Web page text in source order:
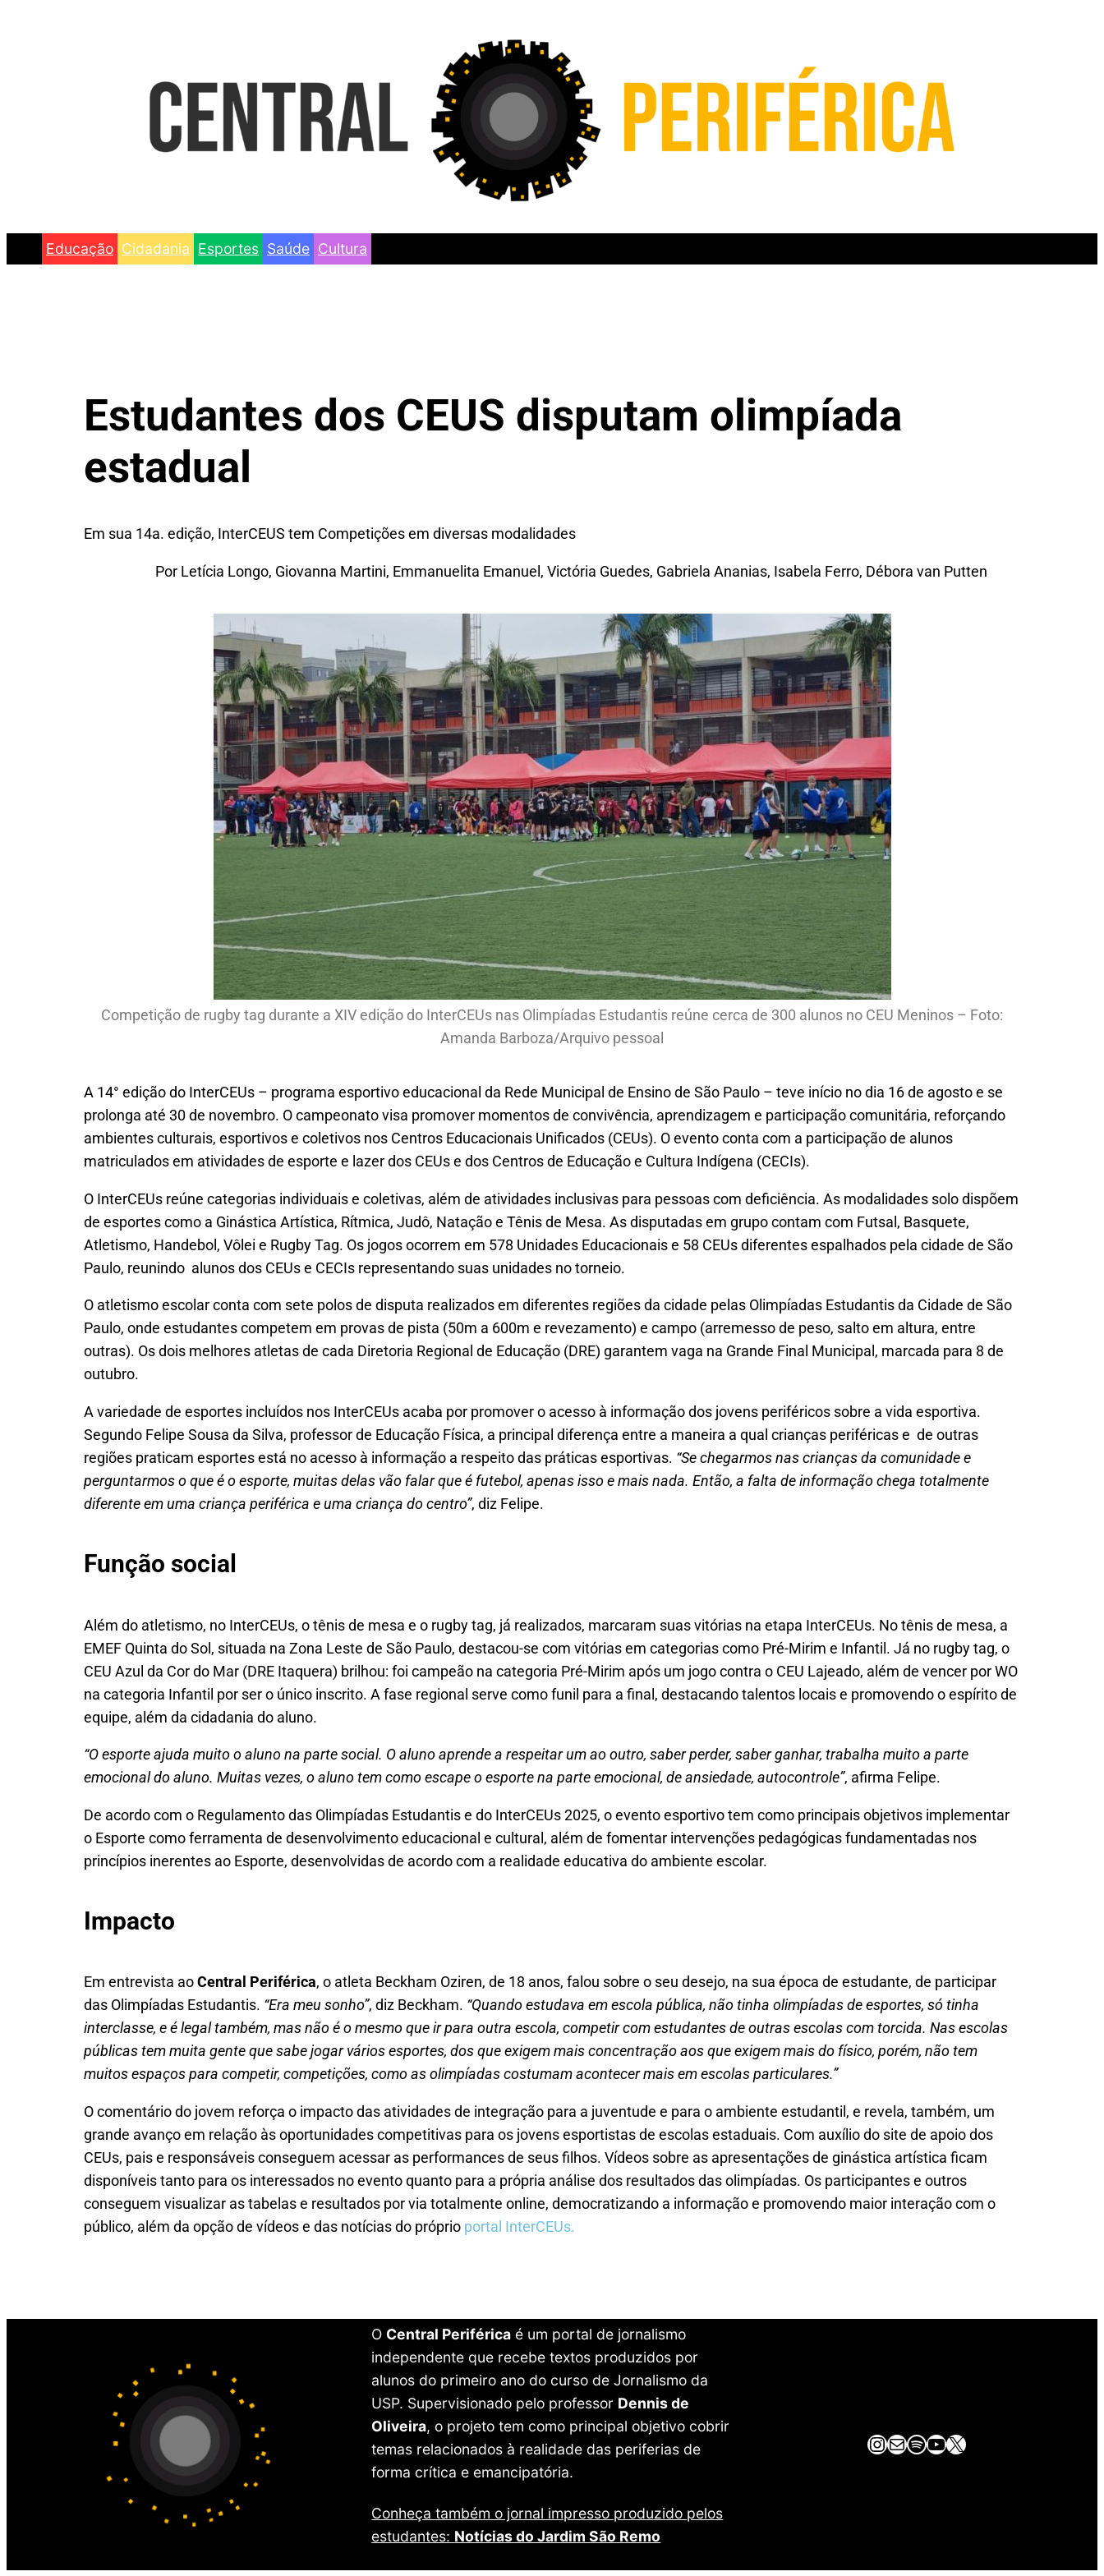
Educação Cidadania Esportes Saúde Cultura
Estudantes dos CEUS disputam olimpíada
estadual
Em sua 14a. edição, InterCEUS tem Competições em diversas modalidades
Por Letícia Longo, Giovanna Martini, Emmanuelita Emanuel, Victória Guedes, Gabriela Ananias, Isabela Ferro, Débora van Putten
Competição de rugby tag durante a XIV edição do InterCEUs nas Olimpíadas Estudantis reúne cerca de 300 alunos no CEU Meninos – Foto:
Amanda Barboza/Arquivo pessoal
A 14° edição do InterCEUs – programa esportivo educacional da Rede Municipal de Ensino de São Paulo – teve início no dia 16 de agosto e se
prolonga até 30 de novembro. O campeonato visa promover momentos de convivência, aprendizagem e participação comunitária, reforçando
ambientes culturais, esportivos e coletivos nos Centros Educacionais Unificados (CEUs). O evento conta com a participação de alunos
matriculados em atividades de esporte e lazer dos CEUs e dos Centros de Educação e Cultura Indígena (CECIs).
O InterCEUs reúne categorias individuais e coletivas, além de atividades inclusivas para pessoas com deficiência. As modalidades solo dispõem
de esportes como a Ginástica Artística, Rítmica, Judô, Natação e Tênis de Mesa. As disputadas em grupo contam com Futsal, Basquete,
Atletismo, Handebol, Vôlei e Rugby Tag. Os jogos ocorrem em 578 Unidades Educacionais e 58 CEUs diferentes espalhados pela cidade de São
Paulo, reunindo alunos dos CEUs e CECIs representando suas unidades no torneio.
O atletismo escolar conta com sete polos de disputa realizados em diferentes regiões da cidade pelas Olimpíadas Estudantis da Cidade de São
Paulo, onde estudantes competem em provas de pista (50m a 600m e revezamento) e campo (arremesso de peso, salto em altura, entre
outras). Os dois melhores atletas de cada Diretoria Regional de Educação (DRE) garantem vaga na Grande Final Municipal, marcada para 8 de
outubro.
A variedade de esportes incluídos nos InterCEUs acaba por promover o acesso à informação dos jovens periféricos sobre a vida esportiva.
Segundo Felipe Sousa da Silva, professor de Educação Física, a principal diferença entre a maneira a qual crianças periféricas e de outras
regiões praticam esportes está no acesso à informação a respeito das práticas esportivas. “Se chegarmos nas crianças da comunidade e
perguntarmos o que é o esporte, muitas delas vão falar que é futebol, apenas isso e mais nada. Então, a falta de informação chega totalmente
diferente em uma criança periférica e uma criança do centro”, diz Felipe.
Função social
Além do atletismo, no InterCEUs, o tênis de mesa e o rugby tag, já realizados, marcaram suas vitórias na etapa InterCEUs. No tênis de mesa, a
EMEF Quinta do Sol, situada na Zona Leste de São Paulo, destacou-se com vitórias em categorias como Pré-Mirim e Infantil. Já no rugby tag, o
CEU Azul da Cor do Mar (DRE Itaquera) brilhou: foi campeão na categoria Pré-Mirim após um jogo contra o CEU Lajeado, além de vencer por WO
na categoria Infantil por ser o único inscrito. A fase regional serve como funil para a final, destacando talentos locais e promovendo o espírito de
equipe, além da cidadania do aluno.
“O esporte ajuda muito o aluno na parte social. O aluno aprende a respeitar um ao outro, saber perder, saber ganhar, trabalha muito a parte
emocional do aluno. Muitas vezes, o aluno tem como escape o esporte na parte emocional, de ansiedade, autocontrole”, afirma Felipe.
De acordo com o Regulamento das Olimpíadas Estudantis e do InterCEUs 2025, o evento esportivo tem como principais objetivos implementar
o Esporte como ferramenta de desenvolvimento educacional e cultural, além de fomentar intervenções pedagógicas fundamentadas nos
princípios inerentes ao Esporte, desenvolvidas de acordo com a realidade educativa do ambiente escolar.
Impacto
Em entrevista ao Central Periférica, o atleta Beckham Oziren, de 18 anos, falou sobre o seu desejo, na sua época de estudante, de participar
das Olimpíadas Estudantis. “Era meu sonho”, diz Beckham. “Quando estudava em escola pública, não tinha olimpíadas de esportes, só tinha
interclasse, e é legal também, mas não é o mesmo que ir para outra escola, competir com estudantes de outras escolas com torcida. Nas escolas
públicas tem muita gente que sabe jogar vários esportes, dos que exigem mais concentração aos que exigem mais do físico, porém, não tem
muitos espaços para competir, competições, como as olimpíadas costumam acontecer mais em escolas particulares.”
O comentário do jovem reforça o impacto das atividades de integração para a juventude e para o ambiente estudantil, e revela, também, um
grande avanço em relação às oportunidades competitivas para os jovens esportistas de escolas estaduais. Com auxílio do site de apoio dos
CEUs, pais e responsáveis conseguem acessar as performances de seus filhos. Vídeos sobre as apresentações de ginástica artística ficam
disponíveis tanto para os interessados no evento quanto para a própria análise dos resultados das olimpíadas. Os participantes e outros
conseguem visualizar as tabelas e resultados por via totalmente online, democratizando a informação e promovendo maior interação com o
público, além da opção de vídeos e das notícias do próprio portal InterCEUs.
O Central Periférica é um portal de jornalismo
independente que recebe textos produzidos por
alunos do primeiro ano do curso de Jornalismo da
USP. Supervisionado pelo professor Dennis de
Oliveira, o projeto tem como principal objetivo cobrir
temas relacionados à realidade das periferias de
forma crítica e emancipatória.
Conheça também o jornal impresso produzido pelos
estudantes: Notícias do Jardim São Remo